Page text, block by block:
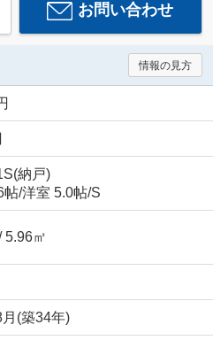
お問い合わせ
情報の見方
納戸)
帖/洋室 5.0帖/S
5.96㎡
(築34年)